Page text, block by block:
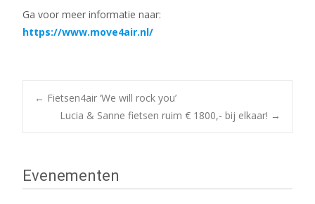
Ga voor meer informatie naar:
https://www.move4air.nl/
Bericht
← Fietsen4air ‘We will rock you’
Lucia & Sanne fietsen ruim € 1800,- bij elkaar! →
Evenementen